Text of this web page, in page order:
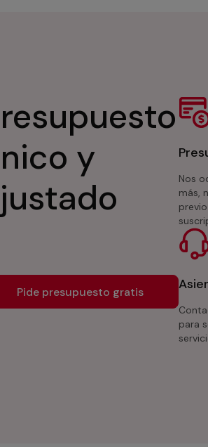
y
Pide presupuesto gratis
Nos
más,
para